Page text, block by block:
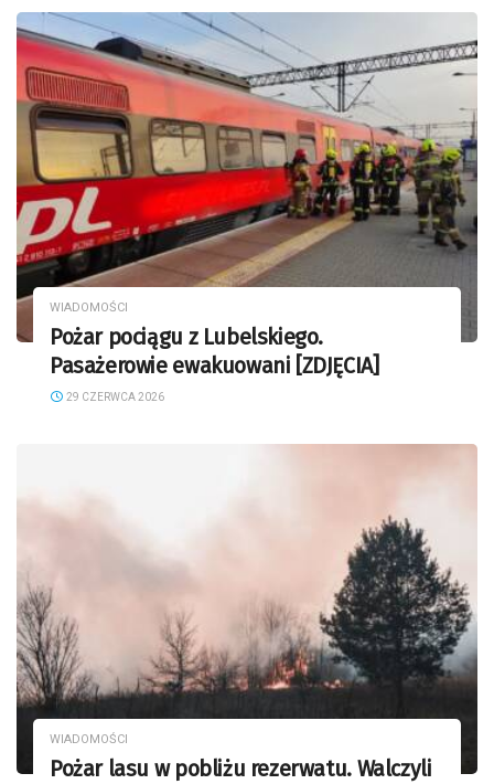
WIADOMOŚCI
Pożar pociągu z Lubelskiego.
Pasażerowie ewakuowani [ZDJĘCIA]
29 CZERWCA 2026
WIADOMOŚCI
Pożar lasu w pobliżu rezerwatu. Walczyli